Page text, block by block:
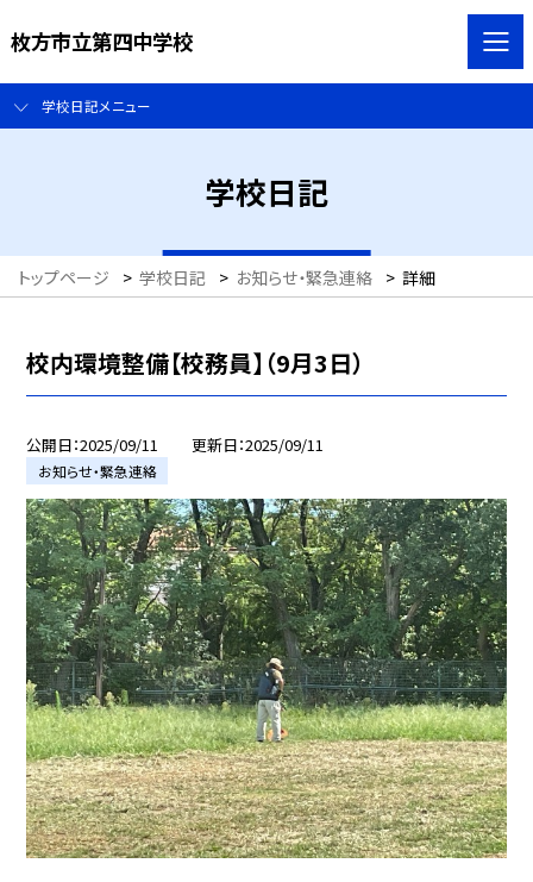
枚方市立第四中学校
学校日記メニュー
学校日記
トップページ > 学校日記 > お知らせ・緊急連絡 > 詳細
校内環境整備【校務員】（9月3日）
公開日 2025/09/11 更新日 2025/09/11
お知らせ・緊急連絡